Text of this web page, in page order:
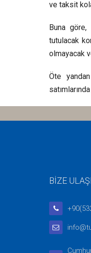
ve taksit
Buna göre,
tutulacak
olmayacak
Öte
BİZE